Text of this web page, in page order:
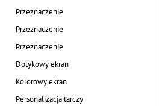
Przeznaczenie
Przeznaczenie
Przeznaczenie
Dotykowy ekran
Kolorowy ekran
Personalizacja tarczy